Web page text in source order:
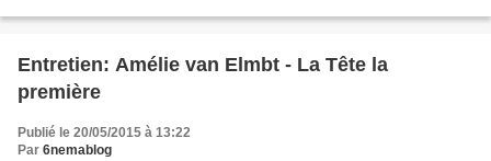
Entretien: Amélie van Elmbt - La Tête la
première
Publié le 20/05/2015 à 13:22
Par 6nemablog